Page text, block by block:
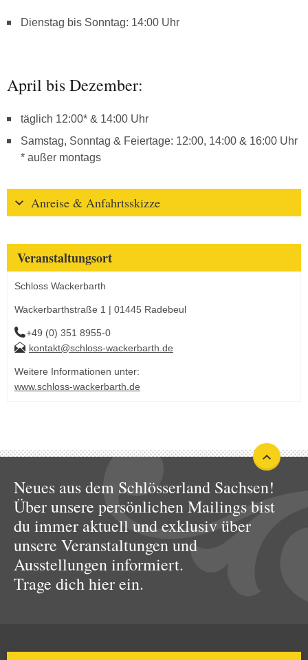
Dienstag bis Sonntag: 14:00 Uhr
April bis Dezember:
täglich 12:00* & 14:00 Uhr
Samstag, Sonntag & Feiertage: 12:00, 14:00 & 16:00 Uhr
* außer montags
Anreise & Anfahrtsskizze
Veranstaltungsort
Schloss Wackerbarth
Wackerbarthstraße 1 | 01445 Radebeul
+49 (0) 351 8955-0
kontakt@schloss-wackerbarth.de
Weitere Informationen unter:
www.schloss-wackerbarth.de
Neues aus dem Schlösserland Sachsen!
Über unsere persönlichen Mailings bist
du immer aktuell und exklusiv über
unsere Veranstaltungen und
Ausstellungen informiert.
Trage dich hier ein.